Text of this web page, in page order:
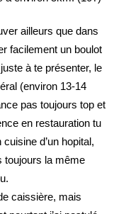
ailleurs que dans
facilement un boulot
à te présenter, le
(environ 13-14
pas toujours top et
en restauration tu
d’un hopital,
toujours la même
caissière, mais